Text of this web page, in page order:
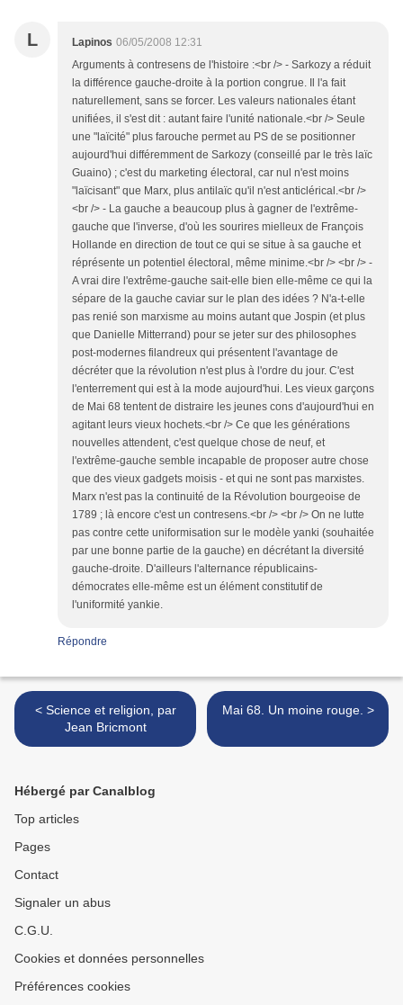
L Lapinos 06/05/2008 12:31
Arguments à contresens de l'histoire :<br /> - Sarkozy a réduit
la différence gauche-droite à la portion congrue. Il l'a fait
naturellement, sans se forcer. Les valeurs nationales étant
unifiées, il s'est dit : autant faire l'unité nationale.<br /> Seule
une "laïcité" plus farouche permet au PS de se positionner
aujourd'hui différemment de Sarkozy (conseillé par le très laïc
Guaino) ; c'est du marketing électoral, car nul n'est moins
"laïcisant" que Marx, plus antilaïc qu'il n'est anticlérical.<br />
<br /> - La gauche a beaucoup plus à gagner de l'extrême-
gauche que l'inverse, d'où les sourires mielleux de François
Hollande en direction de tout ce qui se situe à sa gauche et
réprésente un potentiel électoral, même minime.<br /> <br /> -
A vrai dire l'extrême-gauche sait-elle bien elle-même ce qui la
sépare de la gauche caviar sur le plan des idées ? N'a-t-elle
pas renié son marxisme au moins autant que Jospin (et plus
que Danielle Mitterrand) pour se jeter sur des philosophes
post-modernes filandreux qui présentent l'avantage de
décréter que la révolution n'est plus à l'ordre du jour. C'est
l'enterrement qui est à la mode aujourd'hui. Les vieux garçons
de Mai 68 tentent de distraire les jeunes cons d'aujourd'hui en
agitant leurs vieux hochets.<br /> Ce que les générations
nouvelles attendent, c'est quelque chose de neuf, et
l'extrême-gauche semble incapable de proposer autre chose
que des vieux gadgets moisis - et qui ne sont pas marxistes.
Marx n'est pas la continuité de la Révolution bourgeoise de
1789 ; là encore c'est un contresens.<br /> <br /> On ne lutte
pas contre cette uniformisation sur le modèle yanki (souhaitée
par une bonne partie de la gauche) en décrétant la diversité
gauche-droite. D'ailleurs l'alternance républicains-
démocrates elle-même est un élément constitutif de
l'uniformité yankie.
Répondre
< Science et religion, par
Jean Bricmont
Mai 68. Un moine rouge. >
Hébergé par Canalblog
Top articles
Pages
Contact
Signaler un abus
C.G.U.
Cookies et données personnelles
Préférences cookies